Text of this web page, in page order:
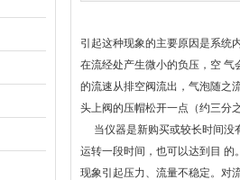
引起这种现象的主要原因是系统
在流经处产生微小的负压，空
的流速从排空阀流出，气泡随之
头上阀的压帽松开一点（约三分
当仪器是新购买或较长时间没
运转一段时间，也可以达到目
现象引起压力、流量不稳定。对